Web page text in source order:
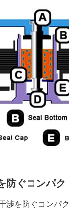
防ぐコンパク
渉を防ぐコンパ